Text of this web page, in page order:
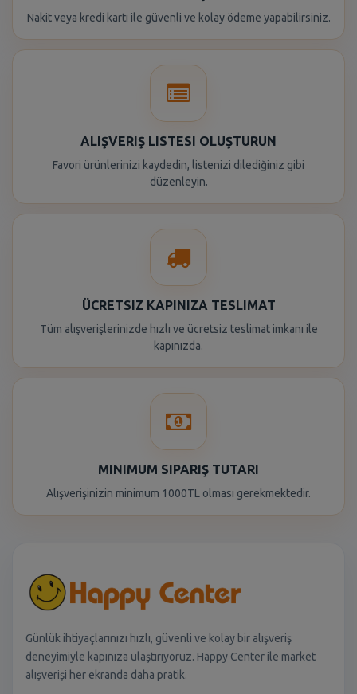
Nakit veya kredi kartı ile güvenli ve kolay ödeme yapabilirsiniz.
ALIŞVERIŞ LISTESI OLUŞTURUN
Favori ürünlerinizi kaydedin, listenizi dilediğiniz gibi
düzenleyin.
ÜCRETSIZ KAPINIZA TESLIMAT
Tüm alışverişlerinizde hızlı ve ücretsiz teslimat imkanı ile
kapınızda.
MINIMUM SIPARIŞ TUTARI
Alışverişinizin minimum 1000TL olması gerekmektedir.
Günlük ihtiyaçlarınızı hızlı, güvenli ve kolay bir alışveriş
deneyimiyle kapınıza ulaştırıyoruz. Happy Center ile market
alışverişi her ekranda daha pratik.